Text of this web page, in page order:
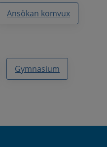
Ansökan komvux
Gymnasium